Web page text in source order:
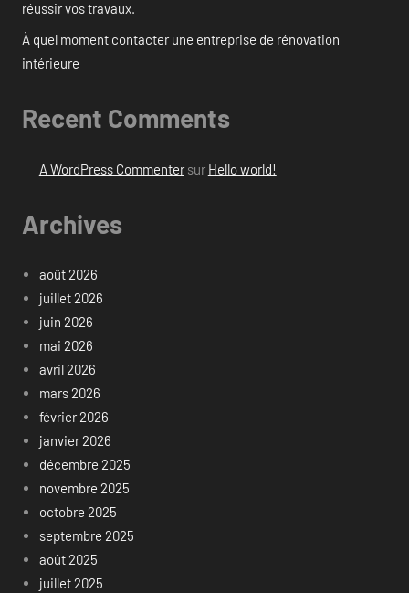
réussir vos travaux.
À quel moment contacter une entreprise de rénovation
intérieure
Recent Comments
A WordPress Commentersur Hello world!
Archives
août 2026
juillet 2026
juin 2026
mai 2026
avril 2026
mars 2026
février 2026
janvier 2026
décembre 2025
novembre 2025
octobre 2025
septembre 2025
août 2025
juillet 2025